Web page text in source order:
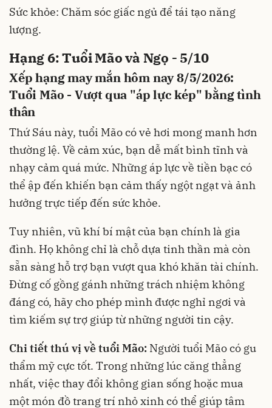
Sức khỏe: Chăm sóc giấc ngủ để tái tạo năng
lượng.
Hạng 6: Tuổi Mão và Ngọ - 5/10
Xếp hạng may mắn hôm nay 8/5/2026:
Tuổi Mão - Vượt qua "áp lực kép" bằng tình
thân
Thứ Sáu này, tuổi Mão có vẻ hơi mong manh hơn
thường lệ. Về cảm xúc, bạn dễ mất bình tĩnh và
nhạy cảm quá mức. Những áp lực về tiền bạc có
thể ập đến khiến bạn cảm thấy ngột ngạt và ảnh
hưởng trực tiếp đến sức khỏe.
Tuy nhiên, vũ khí bí mật của bạn chính là gia
đình. Họ không chỉ là chỗ dựa tinh thần mà còn
sẵn sàng hỗ trợ bạn vượt qua khó khăn tài chính.
Đừng cố gồng gánh những trách nhiệm không
đáng có, hãy cho phép mình được nghỉ ngơi và
tìm kiếm sự trợ giúp từ những người tin cậy.
Chi tiết thú vị về tuổi Mão: Người tuổi Mão có gu
thẩm mỹ cực tốt. Trong những lúc căng thẳng
nhất, việc thay đổi không gian sống hoặc mua
một món đồ trang trí nhỏ xinh có thể giúp tâm